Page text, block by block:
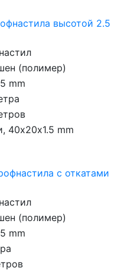
высотой 2.5
(полимер)
mm
40х20х1.5 mm
с откатами
(полимер)
mm